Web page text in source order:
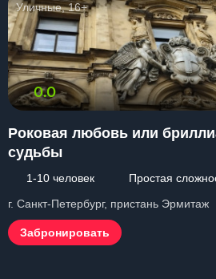
Уличные, 16+
0.0
Роковая любовь или
судьбы
1-10 человек
Простая
г. Санкт-Петербург, пристань Эрмитаж
Забронировать